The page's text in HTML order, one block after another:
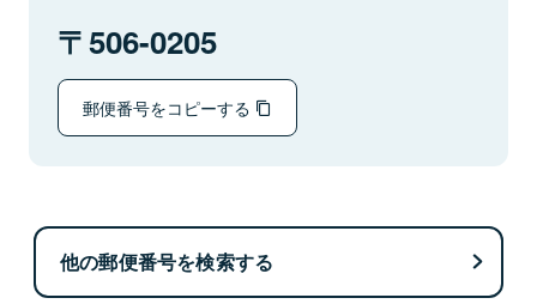
506-0205
郵便番号をコピーする
他の郵便番号を検索する